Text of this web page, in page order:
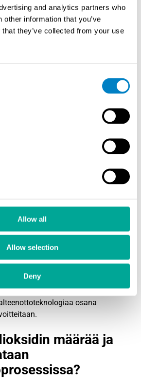
and analytics partners who
other information that you’ve
they’ve collected from your use
Allow all
Allow selection
Deny
korkeina pitoisuuksina.
kemianteollisuus ja
tärkeimpiä sovellusalueita
että polttoaineiden
CO₂-pitoisuus on
Terästeollisuudessa
vaihtelevat prosessin mukaan,
talteenottopotentiaalia.
hiilen ja maakaasun
ammoniakki-, metanoli- ja
puhtaita hiilidioksidivirtoja,
talteenottoon.
erityisesti
ovat riittävän korkeita.
lannoitetehtaat ja jalostamot
osana
määrää ja